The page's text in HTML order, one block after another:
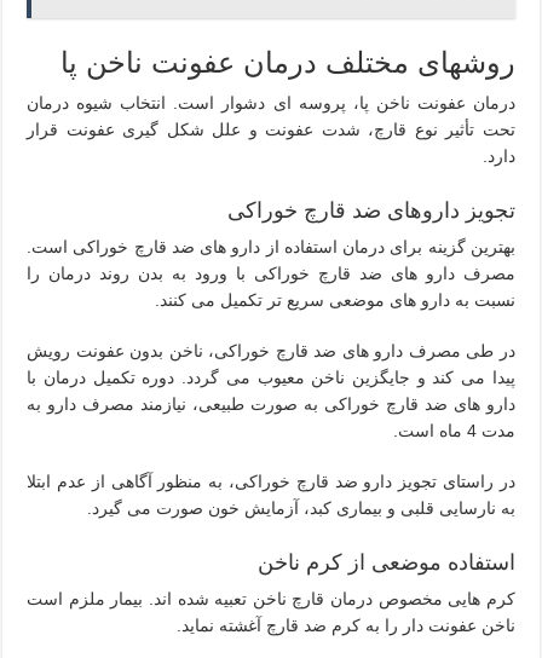
روشهای مختلف درمان عفونت ناخن پا
درمان عفونت ناخن پا، پروسه ای دشوار است. انتخاب شیوه درمان
تحت تأثیر نوع قارچ، شدت عفونت و علل شکل گیری عفونت قرار
دارد.
تجویز داروهای ضد قارچ خوراکی
بهترین گزینه برای درمان استفاده از دارو های ضد قارچ خوراکی است.
مصرف دارو های ضد قارچ خوراکی با ورود به بدن روند درمان را
نسبت به دارو های موضعی سریع تر تکمیل می کنند.
در طی مصرف دارو های ضد قارچ خوراکی، ناخن بدون عفونت رویش
پیدا می کند و جایگزین ناخن معیوب می گردد. دوره تکمیل درمان با
دارو های ضد قارچ خوراکی به صورت طبیعی، نیازمند مصرف دارو به
مدت 4 ماه است.
در راستای تجویز دارو ضد قارچ خوراکی، به منظور آگاهی از عدم ابتلا
به نارسایی قلبی و بیماری کبد، آزمایش خون صورت می گیرد.
استفاده موضعی از کرم ناخن
کرم هایی مخصوص درمان قارچ ناخن تعبیه شده اند. بیمار ملزم است
ناخن عفونت دار را به کرم ضد قارچ آغشته نماید.